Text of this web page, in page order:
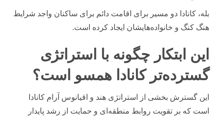
بله، کانادا دو مسیر برای اقامت دائم برای ساکنان واجد شرایط
هنگ کنگ و خانواده‌هایشان ایجاد کرده است.
این ابتکار چگونه با استراتژی
گسترده‌تر کانادا همسو است؟
این گسترش بخشی از استراتژی هند و اقیانوس آرام کانادا
است که بر تقویت روابط منطقه‌ای و حمایت از رشد پایدار